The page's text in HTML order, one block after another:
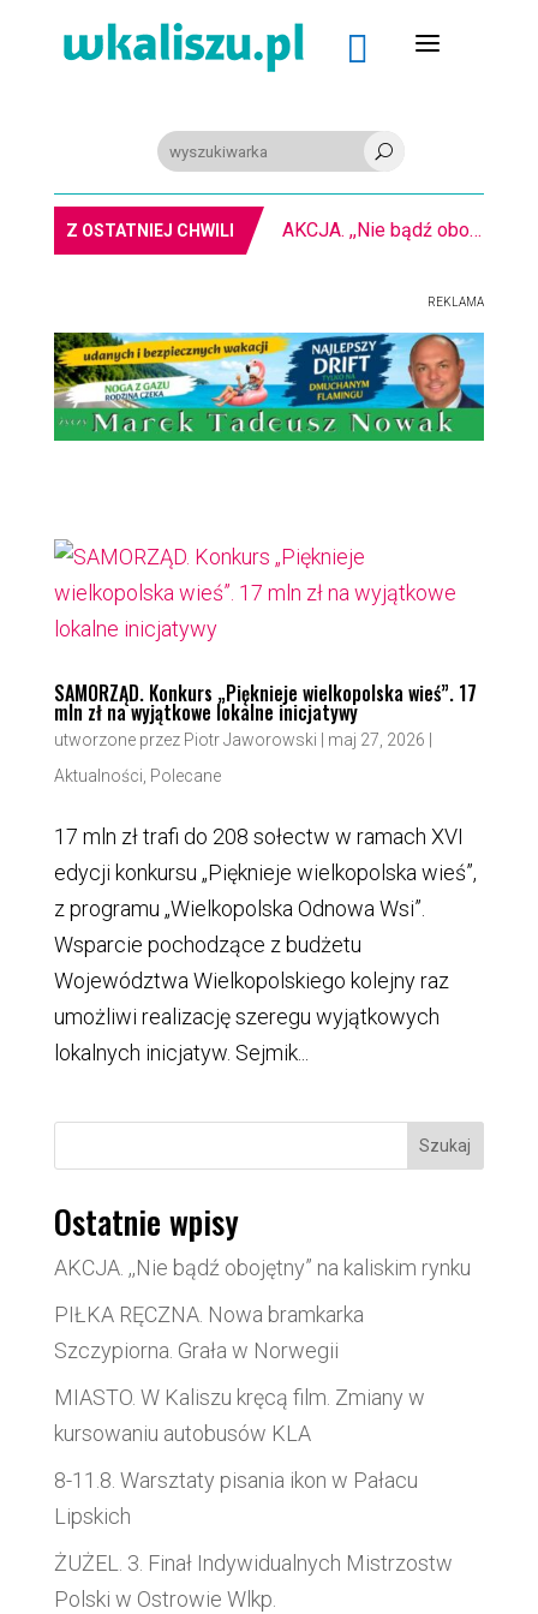
 a
U
Z OSTATNIEJ CHWILI AKCJA. ,,Nie bądź obojętny” na kaliskim rynku
REKLAMA
SAMORZĄD. Konkurs „Pięknieje wielkopolska wieś”. 17
mln zł na wyjątkowe lokalne inicjatywy
utworzone przez Piotr Jaworowski | maj 27, 2026 |
Aktualności Polecane
17 mln zł trafi do 208 sołectw w ramach XVI
edycji konkursu „Pięknieje wielkopolska wieś”,
z programu „Wielkopolska Odnowa Wsi”.
Wsparcie pochodzące z budżetu
Województwa Wielkopolskiego kolejny raz
umożliwi realizację szeregu wyjątkowych
lokalnych inicjatyw. Sejmik...
Szukaj
Ostatnie wpisy
AKCJA. ,,Nie bądź obojętny” na kaliskim rynku
PIŁKA RĘCZNA. Nowa bramkarka
Szczypiorna. Grała w Norwegii
MIASTO. W Kaliszu kręcą film. Zmiany w
kursowaniu autobusów KLA
8-11.8. Warsztaty pisania ikon w Pałacu
Lipskich
ŻUŻEL. 3. Finał Indywidualnych Mistrzostw
Polski w Ostrowie Wlkp.